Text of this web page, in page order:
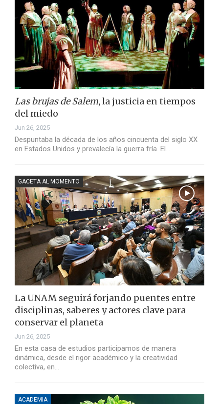
Las brujas de Salem, la justicia en tiempos
del miedo
Jun 26, 2025
Despuntaba la década de los años cincuenta del siglo XX
en Estados Unidos y prevalecía la guerra fría. El…
GACETA AL MOMENTO
La UNAM seguirá forjando puentes entre
disciplinas, saberes y actores clave para
conservar el planeta
Jun 26, 2025
En esta casa de estudios participamos de manera
dinámica, desde el rigor académico y la creatividad
colectiva, en…
ACADEMIA